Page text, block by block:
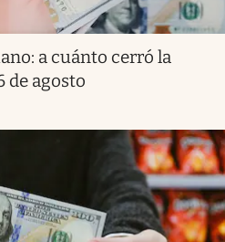
a cuánto cerró la
de agosto